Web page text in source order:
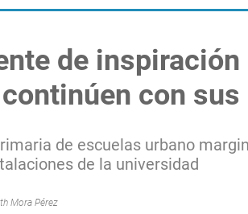
de inspiración
con
de escuelas urbano
de la universidad
Mora Pérez